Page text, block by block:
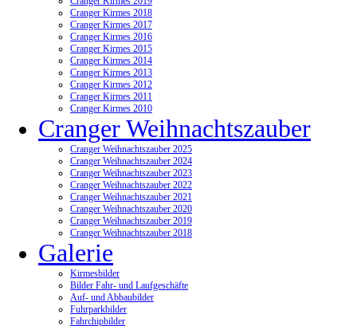
Cranger Kirmes 2018
Cranger Kirmes 2017
Cranger Kirmes 2016
Cranger Kirmes 2015
Cranger Kirmes 2014
Cranger Kirmes 2013
Cranger Kirmes 2012
Cranger Kirmes 2011
Cranger Kirmes 2010
Cranger Weihnachtszauber
Cranger Weihnachtszauber 2025
Cranger Weihnachtszauber 2024
Cranger Weihnachtszauber 2023
Cranger Weihnachtszauber 2022
Cranger Weihnachtszauber 2021
Cranger Weihnachtszauber 2020
Cranger Weihnachtszauber 2019
Cranger Weihnachtszauber 2018
Galerie
Kirmesbilder
Bilder Fahr- und Laufgeschäfte
Auf- und Abbaubilder
Fuhrparkbilder
Fahrchipbilder